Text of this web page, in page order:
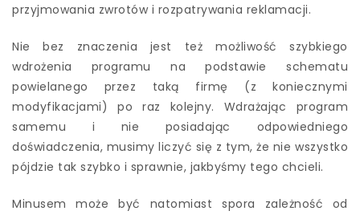
przyjmowania zwrotów i rozpatrywania reklamacji.
Nie bez znaczenia jest też możliwość szybkiego
wdrożenia programu na podstawie schematu
powielanego przez taką firmę (z koniecznymi
modyfikacjami) po raz kolejny. Wdrażając program
samemu i nie posiadając odpowiedniego
doświadczenia, musimy liczyć się z tym, że nie wszystko
pójdzie tak szybko i sprawnie, jakbyśmy tego chcieli.
Minusem może być natomiast spora zależność od